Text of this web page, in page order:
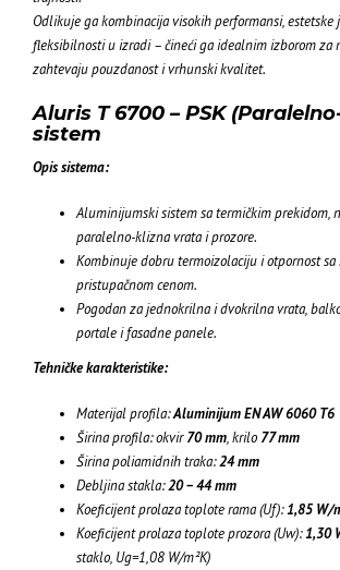
Odlikuje ga kombinacija visokih performansi, estetske
fleksibilnosti u izradi – čineći ga idealnim izborom za
zahtevaju pouzdanost i vrhunski kvalitet.
Aluris T 6700 – PSK
sistem
Opis sistema:
Aluminijumski sistem sa termičkim prekidom,
paralelno-klizna vrata i prozore.
Kombinuje dobru termoizolaciju i otpornost
pristupačnom cenom.
Pogodan za jednokrilna i dvokrilna vrata,
portale i fasadne panele.
Tehničke karakteristike:
Materijal profila:Aluminijum EN AW 6060 T6
Širina profila: okvir70 mm, krilo 77 mm
Širina poliamidnih traka:24 mm
Debljina stakla:20 – 44 mm
Koeficijent prolaza toplote rama (Uf):1,85 W/
Koeficijent prolaza toplote prozora (Uw):1,30
staklo, Ug=1,08 W/m²K)